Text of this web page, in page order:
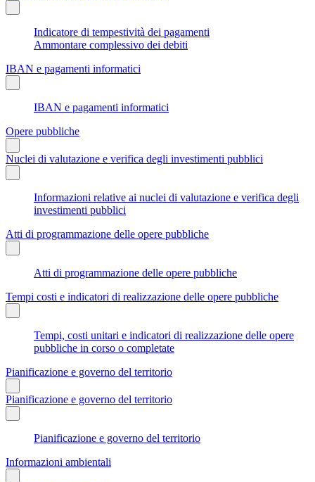
Indicatore di tempestività dei pagamenti
Ammontare complessivo dei debiti
IBAN e pagamenti informatici
IBAN e pagamenti informatici
Opere pubbliche
Nuclei di valutazione e verifica degli investimenti pubblici
Informazioni relative ai nuclei di valutazione e verifica degli
investimenti pubblici
Atti di programmazione delle opere pubbliche
Atti di programmazione delle opere pubbliche
Tempi costi e indicatori di realizzazione delle opere pubbliche
Tempi, costi unitari e indicatori di realizzazione delle opere
pubbliche in corso o completate
Pianificazione e governo del territorio
Pianificazione e governo del territorio
Pianificazione e governo del territorio
Informazioni ambientali